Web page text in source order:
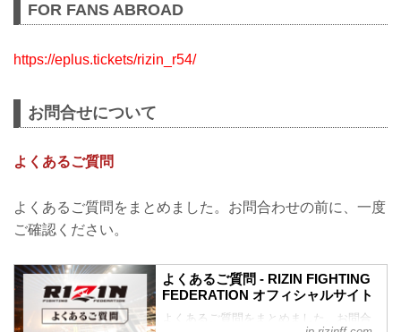
FOR FANS ABROAD
https://eplus.tickets/rizin_r54/
お問合せについて
よくあるご質問
よくあるご質問をまとめました。お問合わせの前に、一度
ご確認ください。
よくあるご質問 - RIZIN FIGHTING
FEDERATION オフィシャルサイト
よくあるご質問をまとめました。お問合